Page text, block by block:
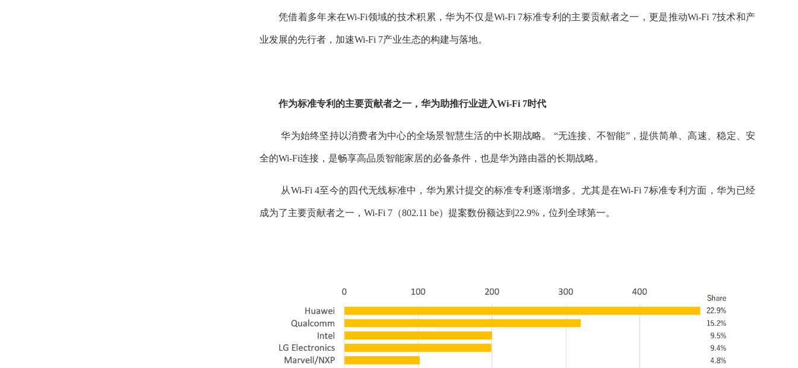
凭借着多年来在Wi-Fi领域的技术积累，华为不仅是Wi-Fi 7标准专利的主要贡献者之一，更是推动Wi-Fi 7技术和产
业发展的先行者，加速Wi-Fi 7产业生态的构建与落地。
作为标准专利的主要贡献者之一，华为助推行业进入Wi-Fi 7时代
华为始终坚持以消费者为中心的全场景智慧生活的中长期战略。 “无连接、不智能”，提供简单、高速、稳定、安
全的Wi-Fi连接，是畅享高品质智能家居的必备条件，也是华为路由器的长期战略。
从Wi-Fi 4至今的四代无线标准中，华为累计提交的标准专利逐渐增多。尤其是在Wi-Fi 7标准专利方面，华为已经
成为了主要贡献者之一，Wi-Fi 7（802.11 be）提案数份额达到22.9%，位列全球第一。